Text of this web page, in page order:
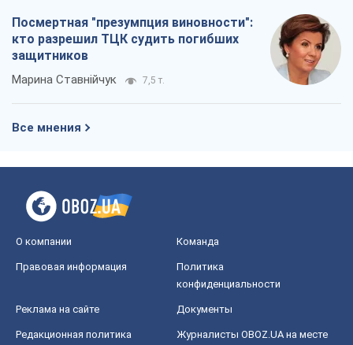
Посмертная "презумпция виновности":
кто разрешил ТЦК судить погибших
защитников
Марина Ставнійчук 7,5 т.
Все мнения
О компании Команда
Правовая информация
Политика
конфиденциальности
Реклама на сайте Документы
Редакционная политика
Журналисты OBOZ.UA на месте